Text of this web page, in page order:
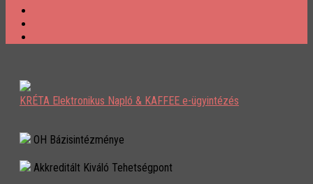
KRÉTA Elektronikus Napló & KAFFEE e-ügyintézés
OH Bázisintézménye
Akkreditált Kiváló Tehetségpont